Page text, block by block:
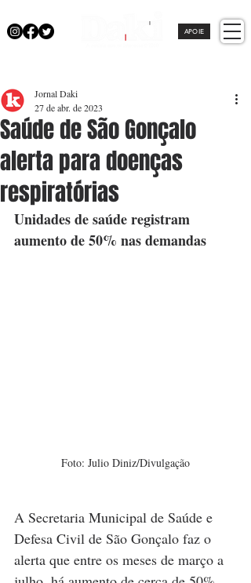
APOIE
Saúde de São Gonçalo
alerta para doenças
respiratórias
Jornal Daki
27 de abr. de 2023
Unidades de saúde registram
aumento de 50% nas demandas
Foto: Julio Diniz/Divulgação
A Secretaria Municipal de Saúde e
Defesa Civil de São Gonçalo faz o
alerta que entre os meses de março a